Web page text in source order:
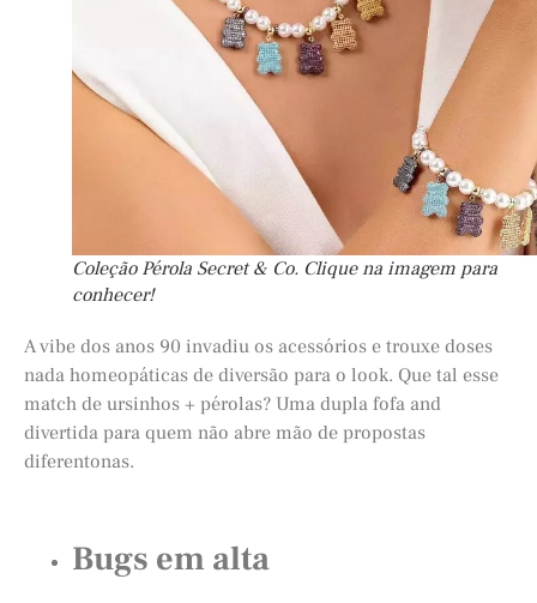
Coleção Pérola Secret & Co. Clique na imagem para
conhecer!
A vibe dos anos 90 invadiu os acessórios e trouxe doses
nada homeopáticas de diversão para o look. Que tal esse
match de ursinhos + pérolas? Uma dupla fofa and
divertida para quem não abre mão de propostas
diferentonas.
Bugs em alta